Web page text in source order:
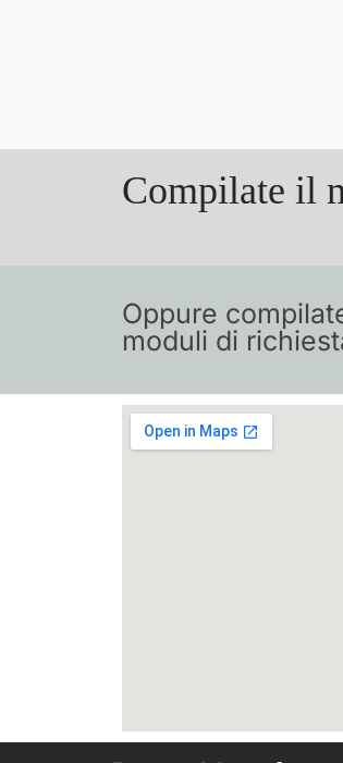
Compilate il
Oppure
moduli di